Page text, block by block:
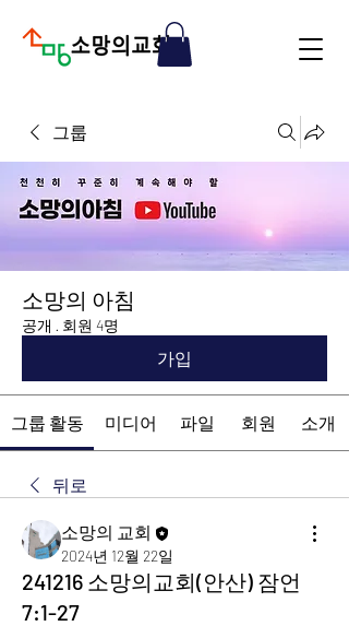
그룹
소망의 아침
공개 · 회원 4명
가입
그룹 활동 미디어 파일 회원 소개
뒤로
소망의 교회
2024년 12월 22일
241216 소망의교회(안산) 잠언
7:1-27